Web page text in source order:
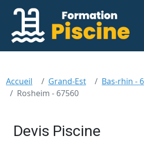
Accueil Grand-Est
Bas-rhin -
Rosheim - 67560
Devis Piscine